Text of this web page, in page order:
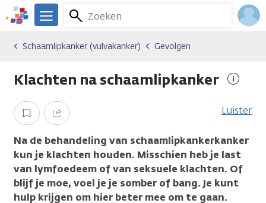
Overslaan
en
gaan
We
er
je.
Zoeken
Menu
Kankersoorten
Schaamlipkanker (vulvakanker)
Gevolgen
Schaamlipkanker (vulvakanker) Gevolgen
Klachten na schaamlipkanker
Opslaan Delen Luister
Na de behandeling van schaamlipkankerkanker
kun je klachten houden. Misschien heb je last
van lymfoedeem of van seksuele klachten. Of
blijf je moe, voel je je somber of bang. Je kunt
hulp krijgen om hier beter mee om te gaan.